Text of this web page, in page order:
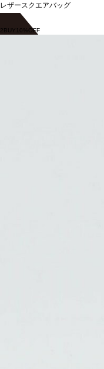
レザースクエアバッグ
2BUY10%OFF